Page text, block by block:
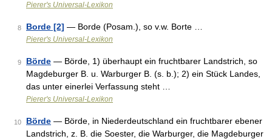
Pierer's Universal-Lexikon
8 Borde [2] — Borde (Posam.), so v.w. Borte …
Pierer's Universal-Lexikon
9 Börde — Börde, 1) überhaupt ein fruchtbarer Landstrich, so
Magdeburger B. u. Warburger B. (s. b.); 2) ein Stück Landes,
das unter einerlei Verfassung steht …
Pierer's Universal-Lexikon
10 Börde — Börde, in Niederdeutschland ein fruchtbarer ebener
Landstrich, z. B. die Soester, die Warburger, die Magdeburger